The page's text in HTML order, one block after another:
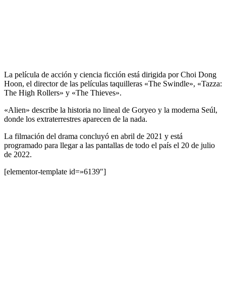
La película de acción y ciencia ficción está dirigida por Choi Dong
Hoon, el director de las películas taquilleras «The Swindle», «Tazza:
The High Rollers» y «The Thieves».
«Alien» describe la historia no lineal de Goryeo y la moderna Seúl,
donde los extraterrestres aparecen de la nada.
La filmación del drama concluyó en abril de 2021 y está
programado para llegar a las pantallas de todo el país el 20 de julio
de 2022.
[elementor-template id=»6139″]